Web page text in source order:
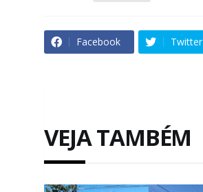
Facebook Twitter
VEJA TAMBÉM